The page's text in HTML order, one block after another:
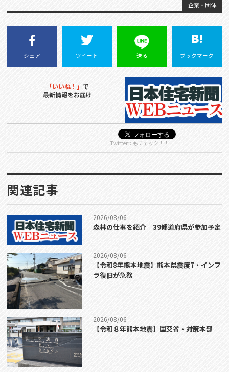
企業・団体
シェア ツイート 送る ブックマーク
「いいね！」 で
最新情報をお届け
Twitterでもチェック！！
関連記事
2026/08/06
森林の仕事を紹介 39都道府県が参加予定
2026/08/06
【令和8年熊本地震】熊本県震度7・インフ
ラ復旧が急務
2026/08/06
【令和８年熊本地震】国交省・対策本部